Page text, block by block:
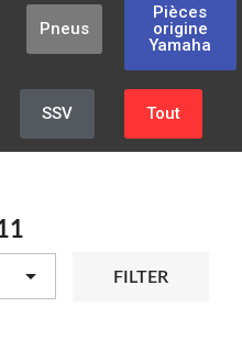
Pièces
origine
Yamaha
Pneus
Tout
SSV
 FILTER